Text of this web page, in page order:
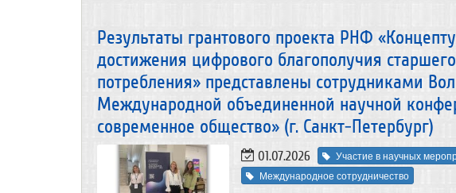
Результаты грантового проекта РНФ
достижения цифрового благополучия
потребления» представлены сотрудниками
Международной объединенной научной
современное общество» (г. Санкт-Петербург)
01.07.2026
Участие в научных
Международное сотрудничество